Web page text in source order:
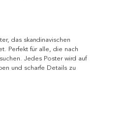
das skandinavischen
Perfekt für alle, die nach
Jedes Poster wird auf
und scharfe Details zu